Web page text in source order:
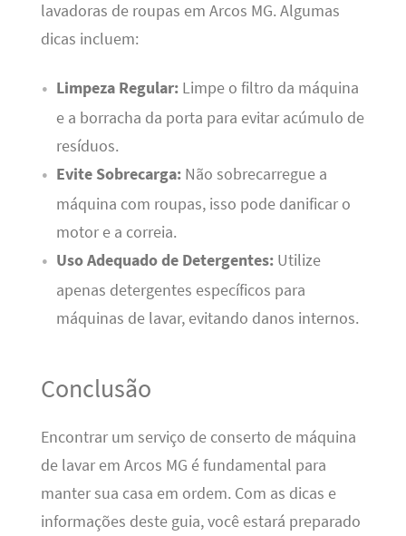
lavadoras de roupas em Arcos MG. Algumas
dicas incluem:
Limpeza Regular:Limpe o filtro da máquina
e a borracha da porta para evitar acúmulo de
resíduos.
Evite Sobrecarga:Não sobrecarregue a
máquina com roupas, isso pode danificar o
motor e a correia.
Uso Adequado de Detergentes:Utilize
apenas detergentes específicos para
máquinas de lavar, evitando danos internos.
Conclusão
Encontrar um serviço de conserto de máquina
de lavar em Arcos MG é fundamental para
manter sua casa em ordem. Com as dicas e
informações deste guia, você estará preparado